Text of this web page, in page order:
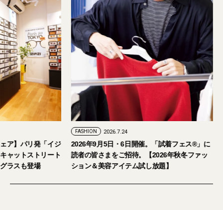
ア】パリ発「イジ
ャットストリート
ラスも登場
FASHION 2026.7.24
2026年9月5日・6日開催。「試着フェス®︎」に
読者の皆さまをご招待。【2026年秋冬ファッ
ション＆美容アイテム試し放題】